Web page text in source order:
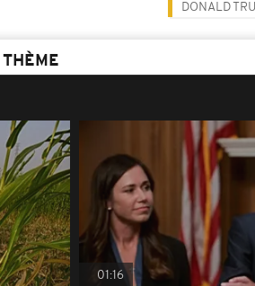
DONALD
01:16